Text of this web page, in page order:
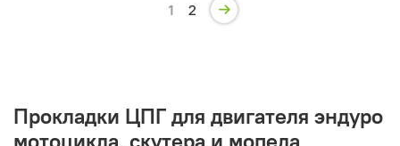
1 2
Прокладки ЦПГ для двигателя эндуро
мотоцикла, скутера и мопеда